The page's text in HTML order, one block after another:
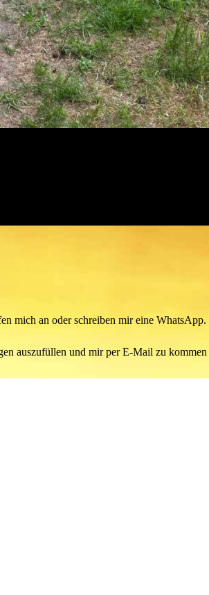
mich an oder schreiben mir eine WhatsApp.
auszufüllen und mir per E-Mail zu kommen